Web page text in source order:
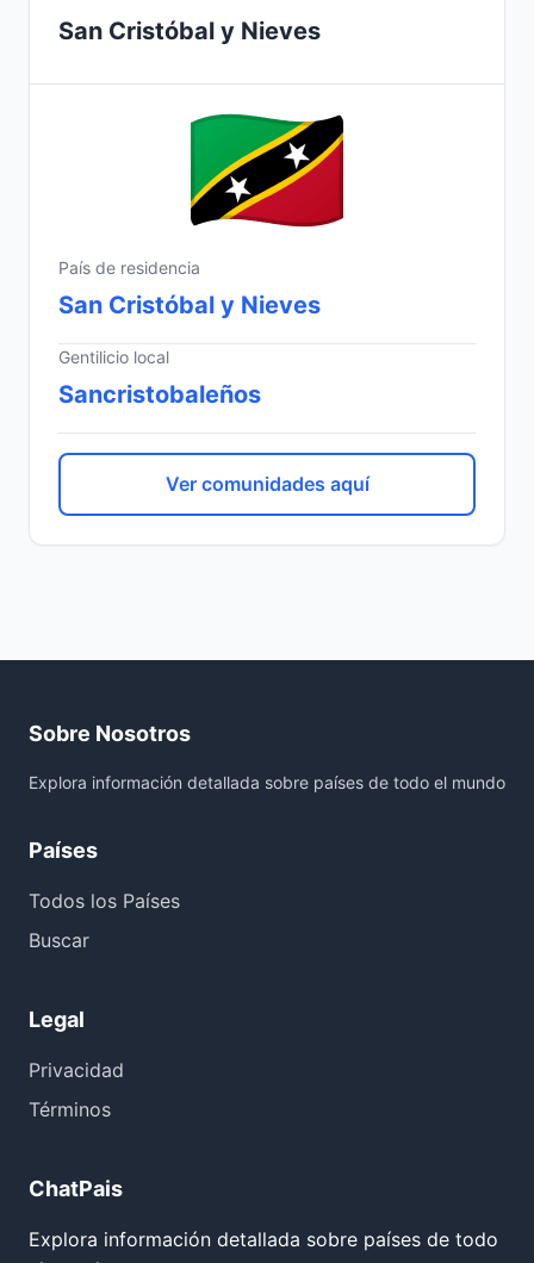
San Cristóbal y Nieves
País de residencia
San Cristóbal y Nieves
Gentilicio local
Sancristobaleños
Ver comunidades aquí
Sobre Nosotros
Explora información detallada sobre países de todo el mundo
Países
Todos los Países
Buscar
Legal
Privacidad
Términos
ChatPais
Explora información detallada sobre países de todo